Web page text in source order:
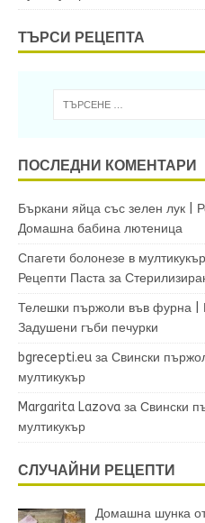
ТЪРСИ РЕЦЕПТА
ПОСЛЕДНИ КОМЕНТАРИ
Бъркани яйца със зелен лук |
Домашна бабина лютеница
Спагети болонезе в
Рецепти Паста за
Телешки пържоли във фурна |
Задушени гъби печурки
bgrecepti.eu за Свински
мултикукър
Margarita Lazova за Свински
мултикукър
СЛУЧАЙНИ РЕЦЕПТИ
Домашна шунка